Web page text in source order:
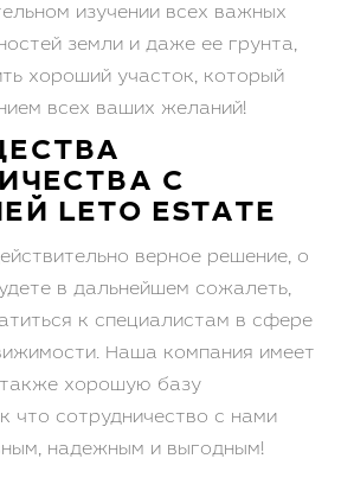
изучении всех важных
земли и даже ее грунта,
хороший участок, который
всех ваших желаний!
С
LETO ESTATE
верное решение, о
в дальнейшем сожалеть,
к специалистам в сфере
Наша компания имеет
хорошую базу
что сотрудничество с нами
надежным и выгодным!